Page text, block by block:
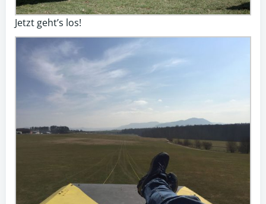
Jetzt geht’s los!